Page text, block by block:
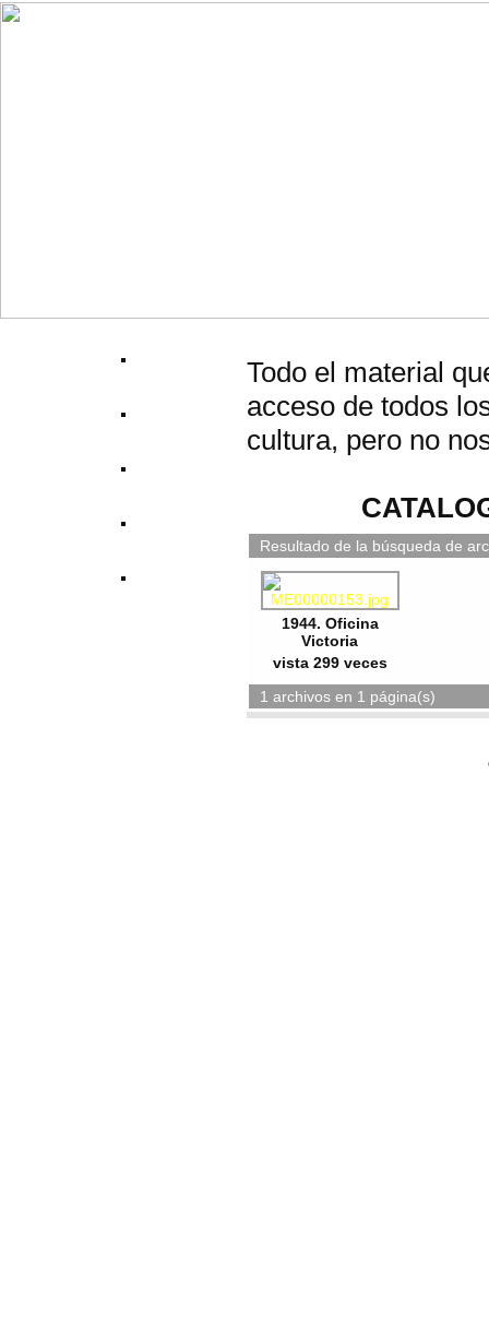
Todo el material
acceso de todos
cultura, pero no
Resultado de la búsqueda de
1944. Oficina
Victoria
vista 299 veces
1 archivos en 1 página(s)